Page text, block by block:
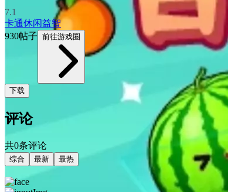
7.1
卡通休闲益智
930帖子 前往游戏圈
下载
评论
共0条评论
综合 最新 最热